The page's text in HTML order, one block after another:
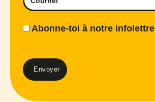
Abonne-toi à notre infolettre